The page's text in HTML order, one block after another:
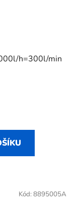
h=300l/min
Kód: 8895005A